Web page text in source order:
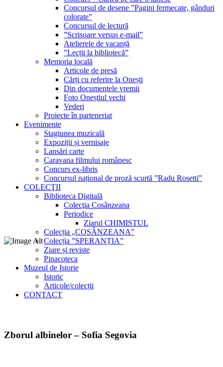
Concursul de desene ”Pagini fermecate, gânduri
colorate”
Concursul de lectură
”Scrisoare versus e-mail”
Atelierele de vacanță
”Lecții la bibliotecă”
Memoria locală
Articole de presă
Cărți cu referire la Onești
Din documentele vremii
Foto Oneștiul vechi
Vederi
Proiecte în parteneriat
Evenimente
Stagiunea muzicală
Expoziții și vernisaje
Lansări carte
Caravana filmului românesc
Concurs ex-libris
Concursul național de proză scurtă ”Radu Rosetti”
COLECŢII
Biblioteca Digitală
Colecţia Cosânzeana
Periodice
Ziarul CHIMISTUL
Colecția „COSÂNZEANA”
Colecția ”SPERANȚIA”
Ziare și reviste
Pinacoteca
Muzeul de Istorie
Istoric
Articole/colecții
CONTACT
Zborul albinelor – Sofia Segovia